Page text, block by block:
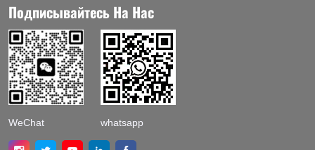
Подписывайтесь На Нас
WeChat whatsapp